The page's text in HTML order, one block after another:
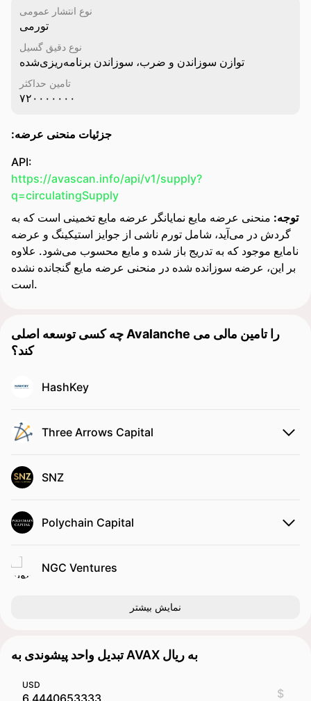
نوع انتشار عمومی
تورمی
نوع دقیق گسیل
توازن سوزاندن و ضرب، سوزاندن برنامه‌ریزی‌شده
تامین حداکثر
۷۲۰۰۰۰۰۰۰
:جزئیات منحنی عرضه
API:
https://avascan.info/api/v1/supply?
q=circulatingSupply
توجه: منحنی عرضه مایع نمایانگر عرضه مایع تخمینی است که به
گردش در می‌آید، شامل تورم ناشی از جوایز استیکینگ و عرضه
نامایع موجود که به تدریج باز شده و مایع محسوب می‌شود. علاوه
بر این، عرضه سوزانده شده در منحنی عرضه مایع گنجانده نشده
است.
چه کسی توسعه اصلی Avalanche را تامین مالی می
کند؟
HashKey
Three Arrows Capital
SNZ
Polychain Capital
NGC Ventures
نمایش بیشتر
تبدیل واحد پیشوندی به AVAX به ریال
USD
$